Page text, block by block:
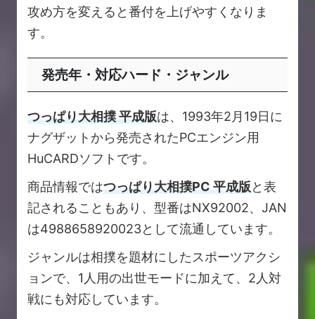
攻め方を変えると番付を上げやすくなりま
す。
発売年・対応ハード・ジャンル
つっぱり大相撲 平成版は、1993年2月19日に
ナグザットから発売されたPCエンジン用
HuCARDソフトです。
商品情報ではつっぱり大相撲PC 平成版と表
記されることもあり、型番はNX92002、JAN
は4988658920023として流通しています。
ジャンルは相撲を題材にしたスポーツアクシ
ョンで、1人用の出世モードに加えて、2人対
戦にも対応しています。